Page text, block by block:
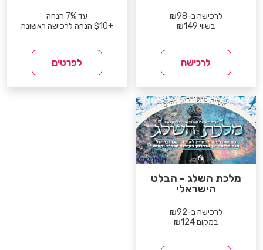
לרכישה ב-₪98
בשווי ₪149
לרכישה
עד 7% הנחה
+$10 הנחה לרכישה ראשונה
לפרטים
מלכת השלג - הבלט
הישראלי
לרכישה ב-₪92
במקום ₪124